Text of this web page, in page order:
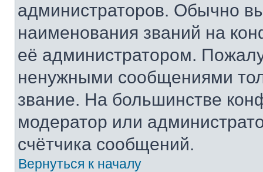
администраторов. Обычно
наименования званий на
её администратором.
ненужными сообщениями
звание. На большинстве
модератор или
счётчика сообщений.
Вернуться к началу